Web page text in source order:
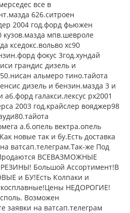
все в
626.ситроен
2004 год.форд фьюжен
кузов.мазда мпв.шевроле
кседокс.вольво хс90
фокус 3год.хундай
грандис дизель и
альмеро тино.тайота
дизель и бензин.мазда 3 и
а6.форд галакси.лексус рх2001
2003 год.крайслер вояджер98
а.б.опель вектра.опель
новые так и бу.Есть доставка
ватсап.телеграм.Так-же Под
ВСЕВАЗМОЖНЫЕ
Большой Ассортимент!В
и БУ!Есть Колпаки и
НЕДОРОГИЕ!
Возможен
заявки на ватсап.телеграм